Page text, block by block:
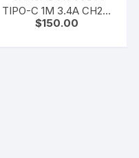
TIPO-C 1M 3.4A CH221
G-TIDE
$150.00